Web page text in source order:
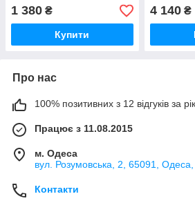
1 380 ₴
Купити
4 140₴
Про нас
100% позитивних з 12 відгуків за рік
Працює з 11.08.2015
м. Одеса
вул. Розумовська, 2, 65091, Одеса,
Контакти